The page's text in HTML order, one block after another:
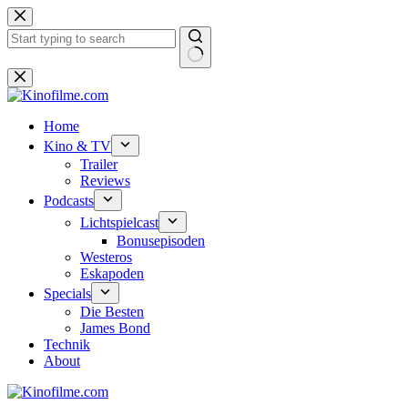
Zum
Inhalt
springen
Keine
Ergebnisse
Home
Kino & TV
Trailer
Reviews
Podcasts
Lichtspielcast
Bonusepisoden
Westeros
Eskapoden
Specials
Die Besten
James Bond
Technik
About